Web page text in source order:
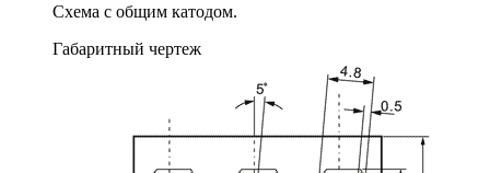
Схема с общим катодом.
Габаритный чертеж